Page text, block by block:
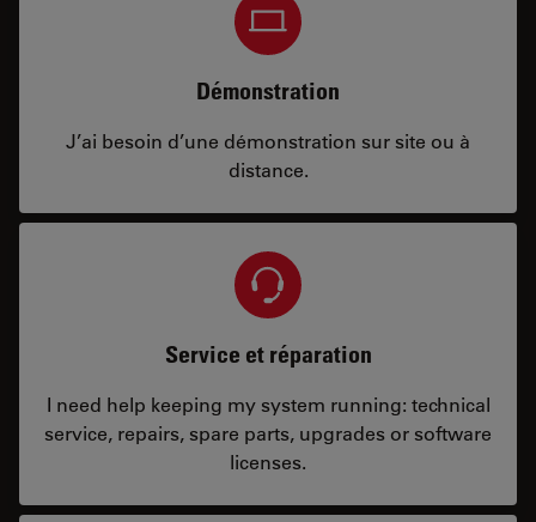
Démonstration
J’ai besoin d’une démonstration sur site ou à
distance.
Service et réparation
I need help keeping my system running: technical
service, repairs, spare parts, upgrades or software
licenses.